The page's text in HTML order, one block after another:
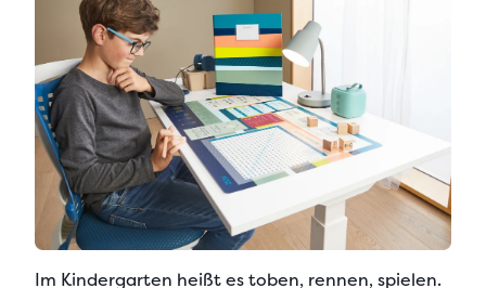
Im Kindergarten heißt es toben, rennen, spielen.